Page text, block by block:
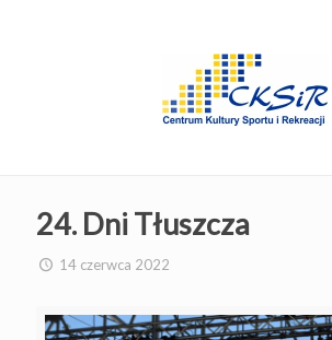
24. Dni Tłuszcza
14 czerwca 2022